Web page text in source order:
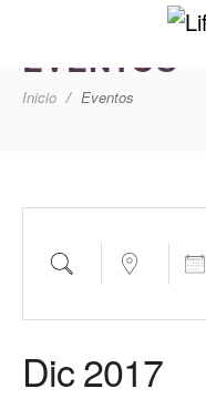
EVENTOS
Inicio Eventos
Buscar cerca...
Dic 2017